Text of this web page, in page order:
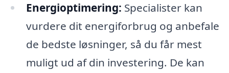
Energioptimering: Specialister kan
vurdere dit energiforbrug og anbefale
de bedste løsninger, så du får mest
muligt ud af din investering. De kan